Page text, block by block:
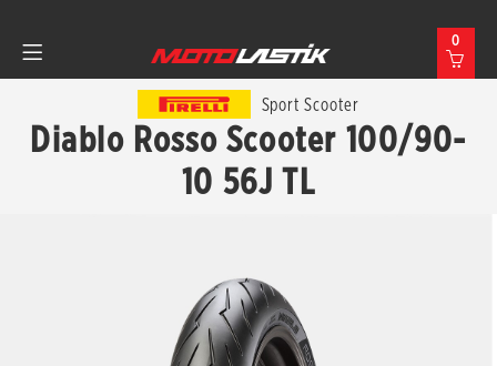
0
Sport Scooter
Diablo Rosso Scooter 100/90-
10 56J TL